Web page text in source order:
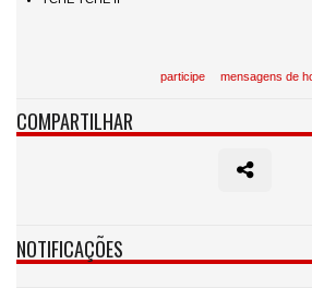
participe mensagens de
COMPARTILHAR
NOTIFICAÇÕES